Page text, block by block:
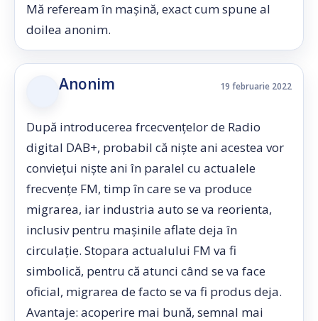
Mă refeream în mașină, exact cum spune al
doilea anonim.
Anonim 19 februarie 2022
După introducerea frcecvențelor de Radio
digital DAB+, probabil că niște ani acestea vor
conviețui niște ani în paralel cu actualele
frecvențe FM, timp în care se va produce
migrarea, iar industria auto se va reorienta,
inclusiv pentru mașinile aflate deja în
circulație. Stopara actualului FM va fi
simbolică, pentru că atunci când se va face
oficial, migrarea de facto se va fi produs deja.
Avantaje: acoperire mai bună, semnal mai